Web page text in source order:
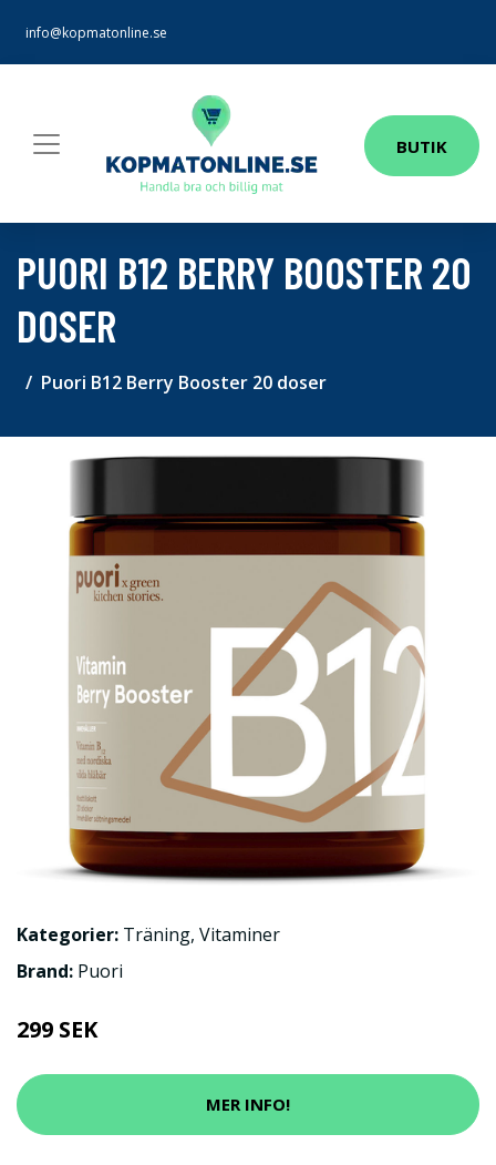
info@kopmatonline.se
BUTIK
PUORI B12 BERRY BOOSTER 20
DOSER
Puori B12 Berry Booster 20 doser
Kategorier: Träning, Vitaminer
Brand: Puori
299 SEK
MER INFO!